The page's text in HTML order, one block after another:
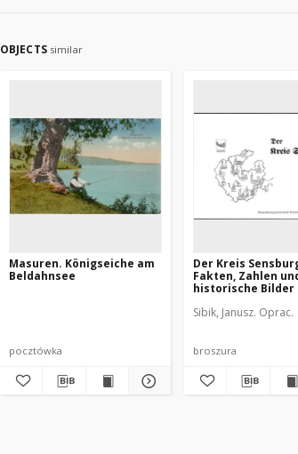
OBJECTS similar
Masuren. Königseiche am
Beldahnsee
pocztówka
Der Kreis
Fakten, Zahlen
historische Bilder
Sibik, Janusz. Oprac.
broszura